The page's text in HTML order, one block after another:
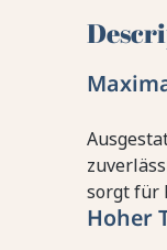
sorgt für
Hoher